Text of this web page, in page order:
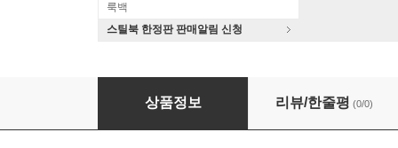
룩백
스틸북 한정판 판매알림 신청
Eric Alexander - Song Of No Regrets (CD)
상품정보 리뷰/한줄평 (0/0)